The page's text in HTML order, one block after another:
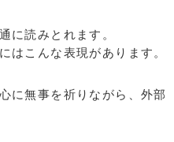
に読みとれます。
はこんな表現があります。
に無事を祈りながら、外部